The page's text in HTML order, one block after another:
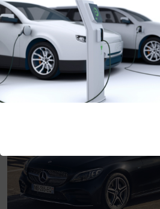
Autonomie :km
Prix :